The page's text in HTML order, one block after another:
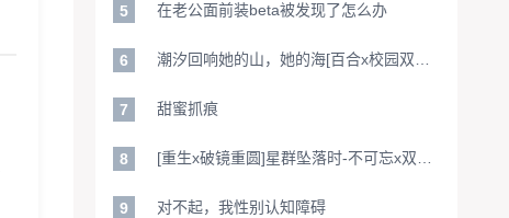
5 在老公面前装beta被发现了怎么办
6
7 甜蜜抓痕
8
9 对不起，我性别认知障碍